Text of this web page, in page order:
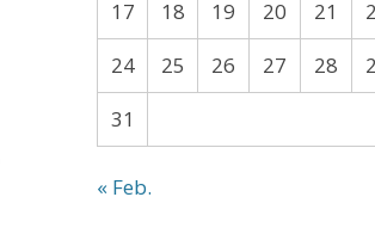
17
18 19 20 21
24
25 26 27 28
31
« Feb.